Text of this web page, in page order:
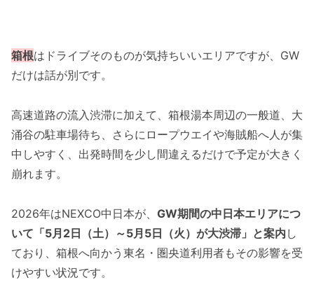
箱根はドライブそのものが気持ちいいエリアですが、GW
だけは話が別です。
高速道路の流入渋滞に加えて、箱根湯本周辺の一般道、大
涌谷の駐車場待ち、さらにロープウエイや海賊船へ人が集
中しやすく、出発時間を少し間違えるだけで予定が大きく
崩れます。
2026年はNEXCO中日本が、 GW期間の中日本エリアにつ
いて「5月2日（土）～5月5日（火）が大渋滞」と案内 し
ており、箱根へ向かう東名・圏央道利用者もその影響を受
けやすい状況です。